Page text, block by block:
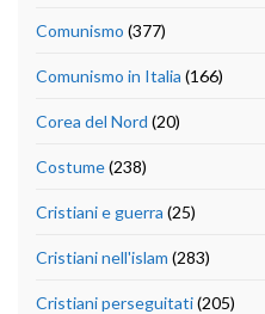
Comunismo (377)
Comunismo in Italia (166)
Corea del Nord (20)
Costume(238)
Cristiani e guerra (25)
Cristiani nell'islam (283)
Cristiani perseguitati(205)